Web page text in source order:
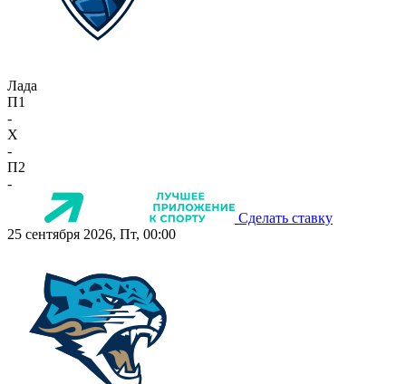
Лада
П1
-
X
-
П2
-
Сделать ставку
25 сентября 2026, Пт, 00:00